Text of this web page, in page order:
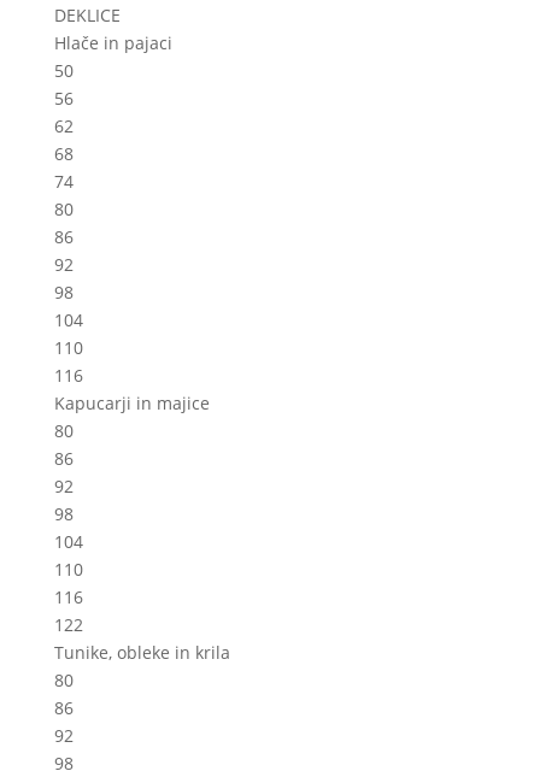
DEKLICE
Hlače in pajaci
50
56
62
68
74
80
86
92
98
104
110
116
Kapucarji in majice
80
86
92
98
104
110
116
122
Tunike, obleke in krila
80
86
92
98